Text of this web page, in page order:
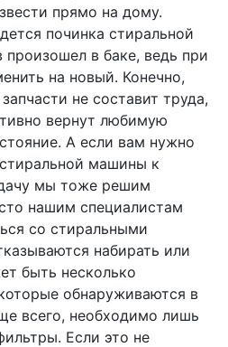
прямо на дому.
починка стиральной
в баке, ведь при
на новый. Конечно,
не составит труда,
вернут любимую
А если вам нужно
машины к
мы тоже решим
нашим специалистам
со стиральными
набирать или
быть несколько
обнаруживаются в
всего, необходимо лишь
Если это не